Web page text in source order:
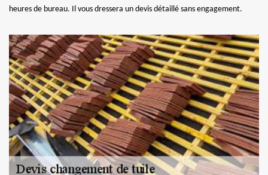
heures de bureau. Il vous dressera un devis détaillé sans engagement.